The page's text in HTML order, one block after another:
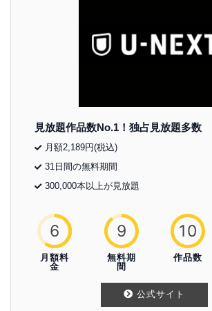
見放題作品数No.1！独占見放題多数
月額2,189円(税込)
31日間の無料期間
300,000本以上が見放題
6
月額料
金
9
無料期
間
10
作品数
公式サイト